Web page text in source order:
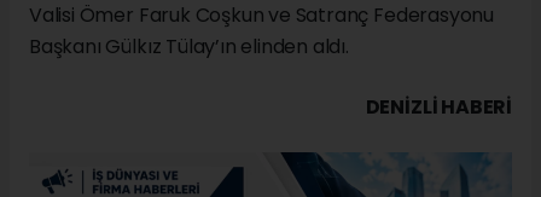
Valisi Ömer Faruk Coşkun ve Satranç Federasyonu
Başkanı Gülkız Tülay’ın elinden aldı.
DENIZLI HABERİ